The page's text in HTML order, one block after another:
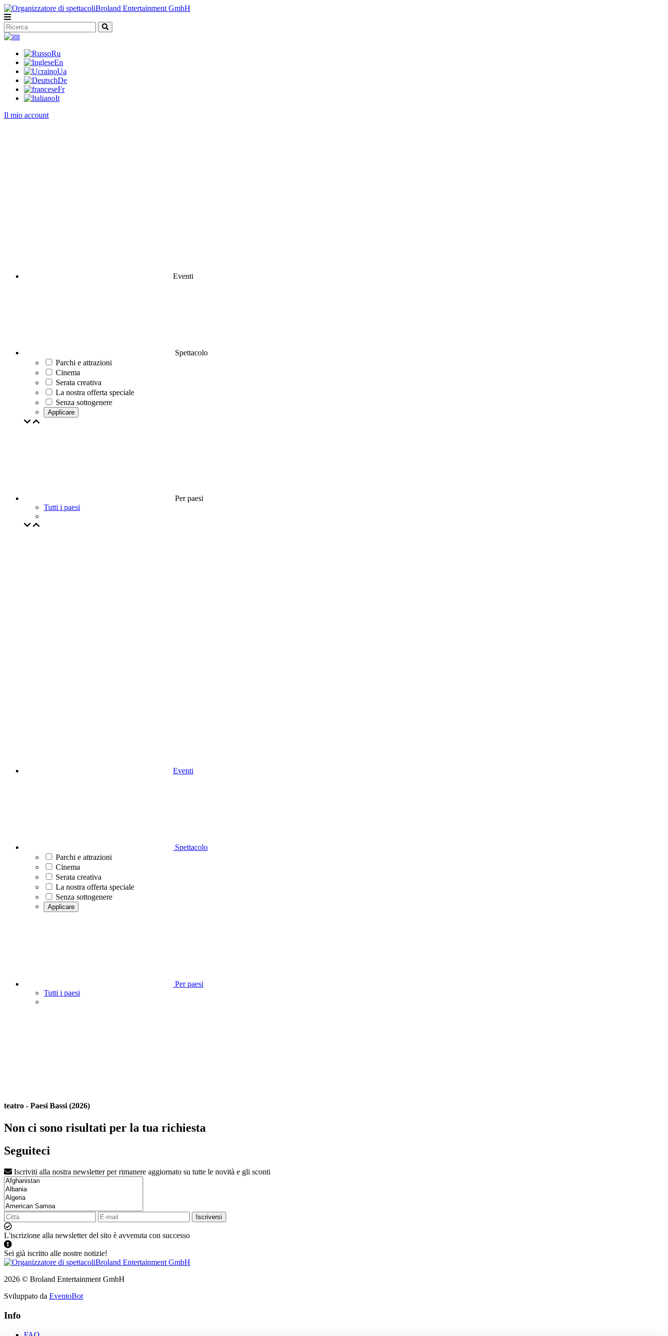
it
Ru
En
Ua
De
Fr
It
Il mio account
Eventi
Spettacolo
Parchi e attrazioni
Cinema
Serata creativa
La nostra offerta speciale
Senza sottogenere
Applicare
Per paesi
Tutti i paesi
Eventi
Spettacolo
Parchi e attrazioni
Cinema
Serata creativa
La nostra offerta speciale
Senza sottogenere
Applicare
Per paesi
Tutti i paesi
teatro - Paesi Bassi (2026)
Non ci sono risultati per la tua richiesta
Seguiteci
Iscriviti alla nostra newsletter per rimanere aggiornato su tutte le novità e gli sconti
Iscriversi
L'iscrizione alla newsletter del sito è avvenuta con successo
Sei già iscritto alle nostre notizie!
2026 © Broland Entertainment GmbH
Sviluppato da EventoBot
Info